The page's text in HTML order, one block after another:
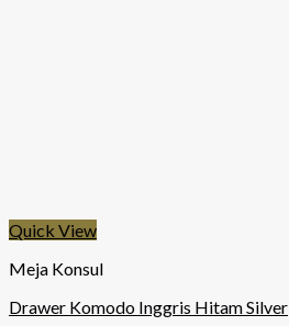
Quick View
Meja Konsul
Drawer Komodo Inggris Hitam Silver